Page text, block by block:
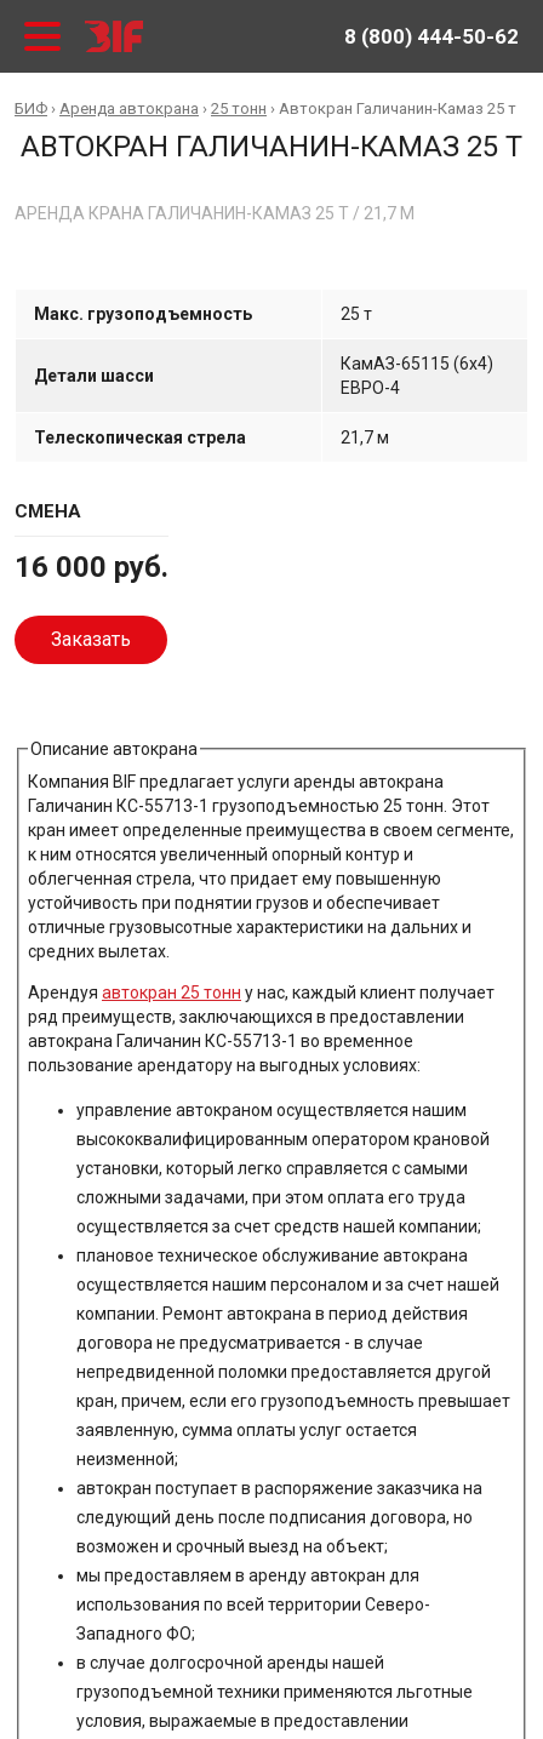
8 (800) 444-50-62
БИФ › Аренда автокрана › 25 тонн › Автокран Галичанин-Камаз 25 т
АВТОКРАН ГАЛИЧАНИН-КАМАЗ 25 Т
АРЕНДА КРАНА ГАЛИЧАНИН-КАМАЗ 25 Т / 21,7 М
Макс. грузоподъемность 25 т
Детали шасси
КамАЗ-65115 (6х4)
ЕВРО-4
Телескопическая стрела 21,7 м
СМЕНА
16 000 руб.
Заказать
Описание автокрана
Компания BIF предлагает услуги аренды автокрана
Галичанин КС-55713-1 грузоподъемностью 25 тонн. Этот
кран имеет определенные преимущества в своем сегменте,
к ним относятся увеличенный опорный контур и
облегченная стрела, что придает ему повышенную
устойчивость при поднятии грузов и обеспечивает
отличные грузовысотные характеристики на дальних и
средних вылетах.
Арендуя автокран 25 тонн у нас, каждый клиент получает
ряд преимуществ, заключающихся в предоставлении
автокрана Галичанин КС-55713-1 во временное
пользование арендатору на выгодных условиях:
управление автокраном осуществляется нашим
высококвалифицированным оператором крановой
установки, который легко справляется с самыми
сложными задачами, при этом оплата его труда
осуществляется за счет средств нашей компании;
плановое техническое обслуживание автокрана
осуществляется нашим персоналом и за счет нашей
компании. Ремонт автокрана в период действия
договора не предусматривается - в случае
непредвиденной поломки предоставляется другой
кран, причем, если его грузоподъемность превышает
заявленную, сумма оплаты услуг остается
неизменной;
автокран поступает в распоряжение заказчика на
следующий день после подписания договора, но
возможен и срочный выезд на объект;
мы предоставляем в аренду автокран для
использования по всей территории Северо-
Западного ФО;
в случае долгосрочной аренды нашей
грузоподъемной техники применяются льготные
условия, выражаемые в предоставлении